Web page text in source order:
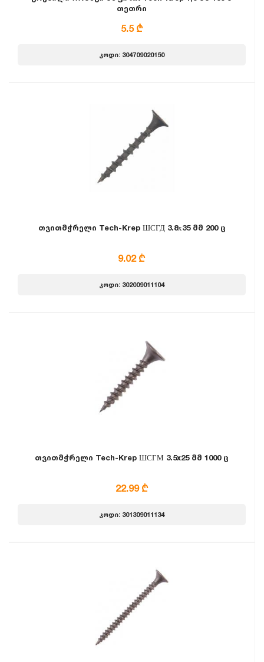
თეთრი
5.5 ₾
კოდი: 304709020150
თვითმჭრელი Tech-Krep ШСГД 3.8х35 მმ 200 ც
9.02 ₾
კოდი: 302009011104
თვითმჭრელი Tech-Krep ШСГМ 3.5x25 მმ 1000 ც
22.99 ₾
კოდი: 301309011134